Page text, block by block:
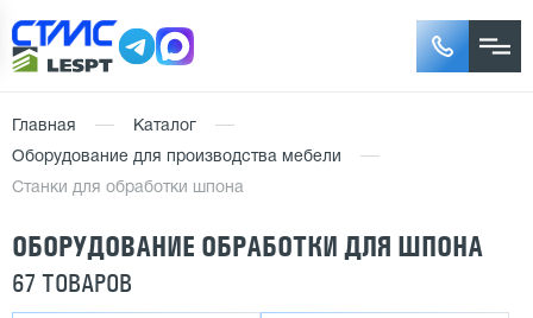
Главная
Каталог
Оборудование для производства мебели
Станки для обработки шпона
ОБОРУДОВАНИЕ ОБРАБОТКИ ДЛЯ ШПОНА
67 ТОВАРОВ